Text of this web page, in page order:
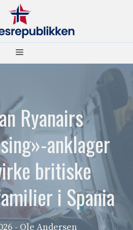
Meny
Ryanairs
anklager
britiske
i Spania
- Ole Andersen